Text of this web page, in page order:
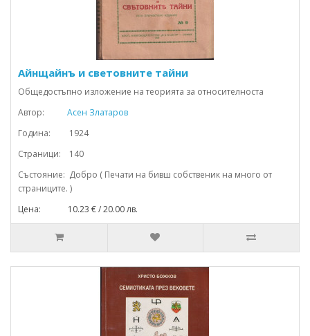
Айнщайнъ и световните тайни
Общедостъпно изложение на теорията за относителноста
Автор:
Асен Златаров
Година: 1924
Страници: 140
Състояние: Добро ( Печати на бивш собственик на много от
страниците. )
Цена: 10.23 € / 20.00 лв.